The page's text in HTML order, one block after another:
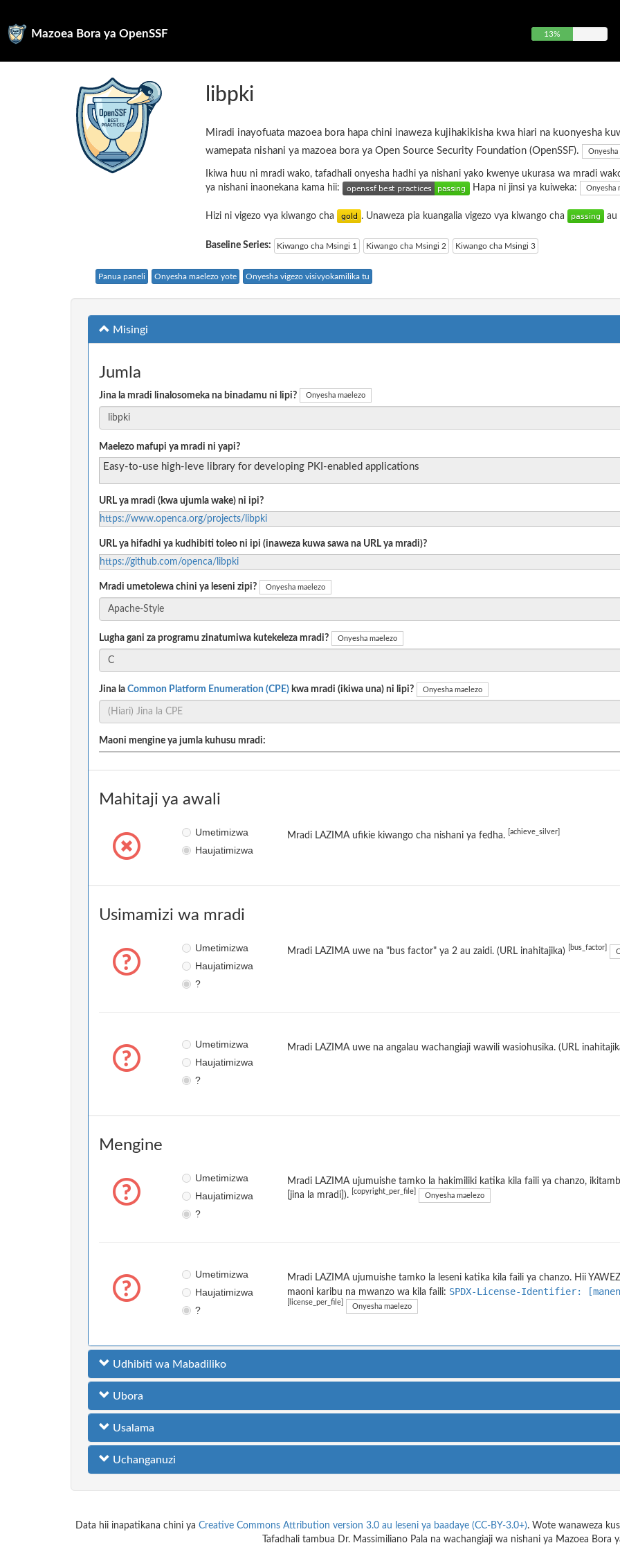
Mazoea Bora ya OpenSSF 13%
libpki
Miradi inayofuata mazoea bora hapa chini inaweza kujihakikisha kwa hiari na kuonyesha
wamepata nishani ya mazoea bora ya Open Source Security Foundation (OpenSSF).
Onyesha
Ikiwa huu ni mradi wako, tafadhali onyesha hadhi ya nishani yako kwenye ukurasa wa mradi
ya nishani inaonekana kama hii:
Hapa ni jinsi ya kuiweka: Onyesha
Hizi ni vigezo vya kiwango cha . Unaweza pia kuangalia vigezo vya kiwango cha au
Baseline Series: Kiwango cha Msingi 1 Kiwango cha Msingi 2 Kiwango cha Msingi 3
Panua paneli Onyesha maelezo yote Onyesha vigezo visivyokamilika tu
Misingi
Jumla
Jina la mradi linalosomeka na binadamu ni lipi? Onyesha maelezo
Maelezo mafupi ya mradi ni yapi?
Easy-to-use high-leve library for developing PKI-enabled applications
URL ya mradi (kwa ujumla wake) ni ipi?
https://www.openca.org/projects/libpki
URL ya hifadhi ya kudhibiti toleo ni ipi (inaweza kuwa sawa na URL ya mradi)?
https://github.com/openca/libpki
Mradi umetolewa chini ya leseni zipi? Onyesha maelezo
Lugha gani za programu zinatumiwa kutekeleza mradi? Onyesha maelezo
Jina la Common Platform Enumeration (CPE) kwa mradi (ikiwa una) ni lipi? Onyesha maelezo
Maoni mengine ya jumla kuhusu mradi:
Mahitaji ya awali
Umetimizwa
Haujatimizwa
Mradi LAZIMA ufikie kiwango cha nishani ya fedha. [achieve_silver]
Usimamizi wa mradi
Umetimizwa
Haujatimizwa
?
Mradi LAZIMA uwe na "bus factor" ya 2 au zaidi. (URL inahitajika) [bus_factor]
Umetimizwa
Haujatimizwa
?
Mradi LAZIMA uwe na angalau wachangiaji wawili wasiohusika. (URL
Mengine
Umetimizwa
Haujatimizwa
?
Mradi LAZIMA ujumuishe tamko la hakimiliki katika kila faili ya chanzo,
[jina la mradi]).
[copyright_per_file] Onyesha maelezo
Umetimizwa
Haujatimizwa
?
Mradi LAZIMA ujumuishe tamko la leseni katika kila faili ya chanzo. Hii
maoni karibu na mwanzo wa kila faili: SPDX-License-Identifier:
[license_per_file] Onyesha maelezo
Udhibiti wa Mabadiliko
Ubora
Usalama
Uchanganuzi
Data hii inapatikana chini ya Creative Commons Attribution version 3.0 au leseni ya baadaye (CC-BY-3.0+). Wote wanaweza
Tafadhali tambua Dr. Massimiliano Pala na wachangiaji wa nishani ya Mazoea Bora